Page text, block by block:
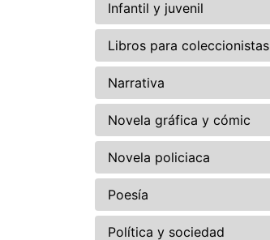
Infantil y juvenil
Libros para coleccionistas
Narrativa
Novela gráfica y cómic
Novela policiaca
Poesía
Política y sociedad